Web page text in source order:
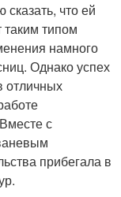
что ей
типом
намного
Однако успех
отличных
с
прибегала в